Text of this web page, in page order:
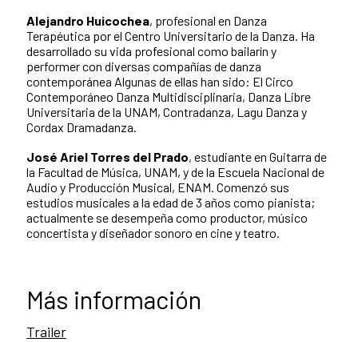
Alejandro Huicochea, profesional en Danza
Terapéutica por el Centro Universitario de la Danza. Ha
desarrollado su vida profesional como bailarín y
performer con diversas compañías de danza
contemporánea Algunas de ellas han sido: El Circo
Contemporáneo Danza Multidisciplinaria, Danza Libre
Universitaria de la UNAM, Contradanza, Lagu Danza y
Cordax Dramadanza.
José Ariel Torres del Prado, estudiante en Guitarra de
la Facultad de Música, UNAM, y de la Escuela Nacional de
Audio y Producción Musical, ENAM. Comenzó sus
estudios musicales a la edad de 3 años como pianista;
actualmente se desempeña como productor, músico
concertista y diseñador sonoro en cine y teatro.
Más información
Trailer